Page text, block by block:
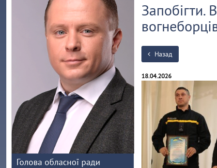
Запобігти.
Назад
18.04.2026
Голова обласної ради